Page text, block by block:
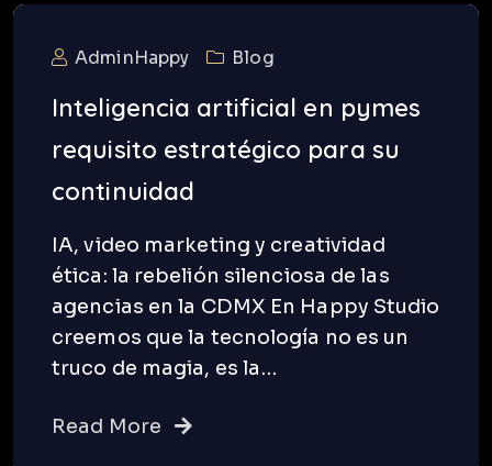
AdminHappy Blog
Inteligencia artificial en pymes
requisito estratégico para su
continuidad
IA, video marketing y creatividad
ética: la rebelión silenciosa de las
agencias en la CDMX En Happy Studio
creemos que la tecnología no es un
truco de magia, es la…
Read More